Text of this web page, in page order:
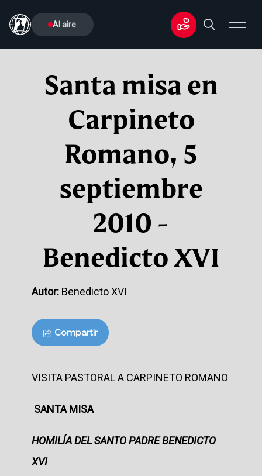
Al aire
Santa misa en
Carpineto
Romano, 5
septiembre
2010 -
Benedicto XVI
Autor: Benedicto XVI
Compartir
VISITA PASTORAL A CARPINETO ROMANO
SANTA MISA
HOMILÍA DEL SANTO PADRE BENEDICTO
XVI